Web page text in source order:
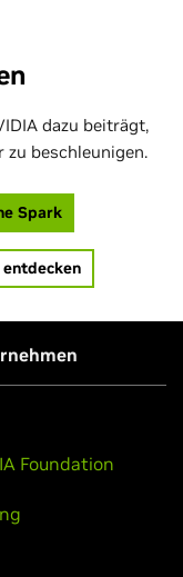
dazu beiträgt,
beschleunigen.
Spark
Foundation